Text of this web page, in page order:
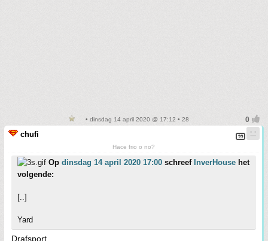
• dinsdag 14 april 2020 @ 17:12 • 28
chufi
Hace frio o no?
Op dinsdag 14 april 2020 17:00 schreef InverHouse het
volgende:
[..]
Yard
Drafsport